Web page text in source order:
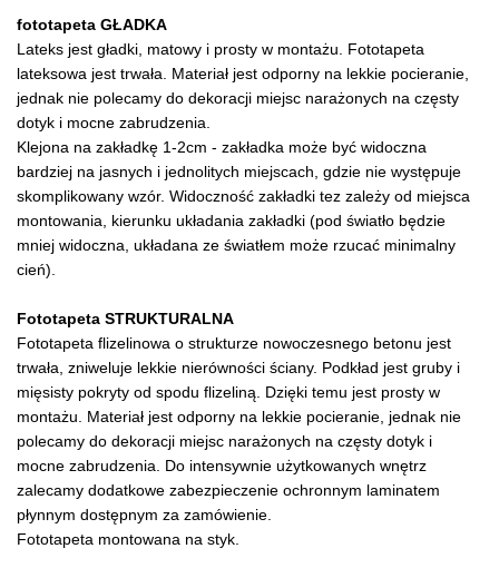
fototapeta GŁADKA
Lateks jest gładki, matowy i prosty w montażu. Fototapeta
lateksowa jest trwała. Materiał jest odporny na lekkie pocieranie,
jednak nie polecamy do dekoracji miejsc narażonych na częsty
dotyk i mocne zabrudzenia.
Klejona na zakładkę 1-2cm - zakładka może być widoczna
bardziej na jasnych i jednolitych miejscach, gdzie nie występuje
skomplikowany wzór. Widoczność zakładki tez zależy od miejsca
montowania, kierunku układania zakładki (pod światło będzie
mniej widoczna, układana ze światłem może rzucać minimalny
cień).
Fototapeta STRUKTURALNA
Fototapeta flizelinowa o strukturze nowoczesnego betonu jest
trwała, zniweluje lekkie nierówności ściany. Podkład jest gruby i
mięsisty pokryty od spodu flizeliną. Dzięki temu jest prosty w
montażu. Materiał jest odporny na lekkie pocieranie, jednak nie
polecamy do dekoracji miejsc narażonych na częsty dotyk i
mocne zabrudzenia. Do intensywnie użytkowanych wnętrz
zalecamy dodatkowe zabezpieczenie ochronnym laminatem
płynnym dostępnym za zamówienie.
Fototapeta montowana na styk.